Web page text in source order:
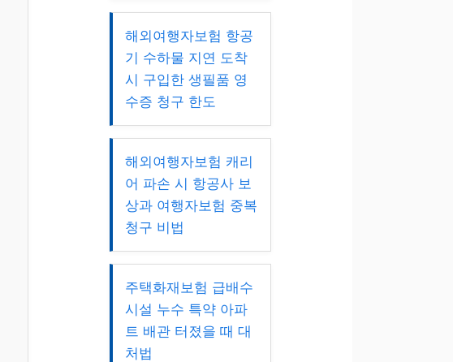
해외여행자보험 항공
기 수하물 지연 도착
시 구입한 생필품 영
수증 청구 한도
해외여행자보험 캐리
어 파손 시 항공사 보
상과 여행자보험 중복
청구 비법
주택화재보험 급배수
시설 누수 특약 아파
트 배관 터졌을 때 대
처법